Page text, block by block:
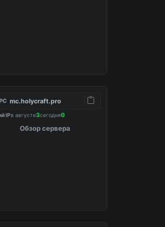
mc.holycraft.pro
IPв августе3сегодня0
Обзор сервера